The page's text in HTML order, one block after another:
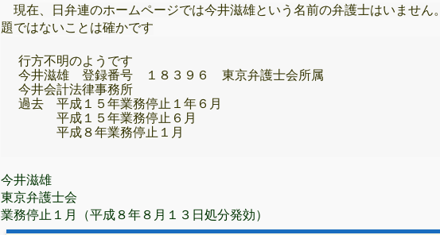
現在、日弁連のホームページでは今井滋雄という名前の弁護士はいません。
題ではないことは確かです
行方不明のようです
今井滋雄　登録番号　１８３９６　東京弁護士会所属
今井会計法律事務所
過去　平成１５年業務停止１年６月
平成１５年業務停止６月
平成８年業務停止１月
今井滋雄
東京弁護士会
業務停止１月（平成８年８月１３日処分発効）